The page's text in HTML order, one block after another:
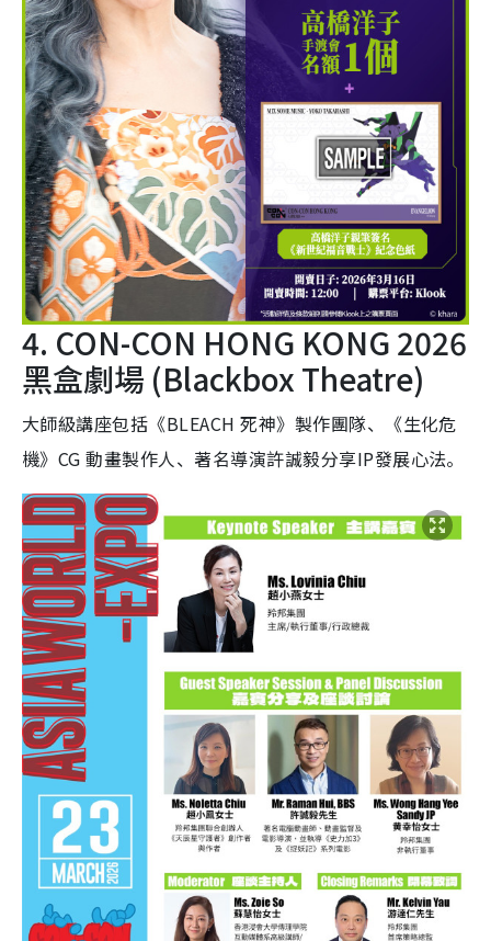
4. CON-CON HONG KONG 2026
黑盒劇場 (Blackbox Theatre)
大師級講座包括《BLEACH 死神》製作團隊、《生化危
機》CG 動畫製作人、著名導演許誠毅分享IP發展心法。